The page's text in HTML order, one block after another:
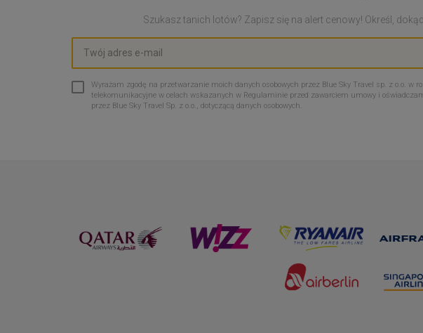
Szukasz tanich lotów? Zapisz się na alert cenowy! Określ,
Wyrażam zgodę na przetwarzanie moich danych osobowych przez Blue Sky Travel sp. z o.o.
telekomunikacyjne w celach wskazanych w Regulaminie przed zawarciem umowy i
przez Blue Sky Travel Sp. z o.o., dotyczącą danych osobowych.